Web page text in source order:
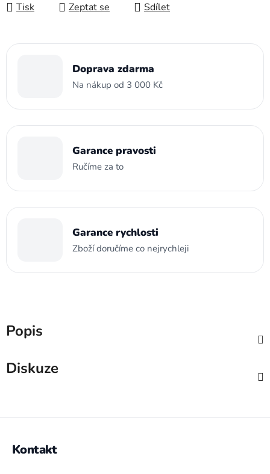
Tisk
Zeptat se Sdílet
Doprava zdarma
Na nákup od 3 000 Kč
Garance pravosti
Ručíme za to
Garance rychlosti
Zboží doručíme co nejrychleji
Popis
Diskuze
Kontakt